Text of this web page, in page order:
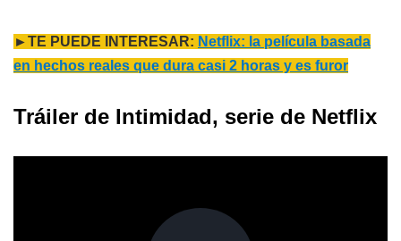
►TE PUEDE INTERESAR: Netflix: la película basada
en hechos reales que dura casi 2 horas y es furor
Tráiler de Intimidad, serie de Netflix